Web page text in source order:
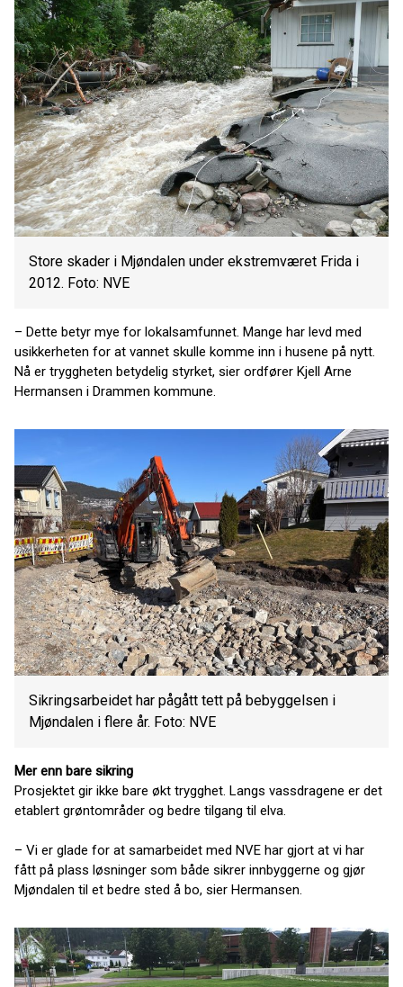
Store skader i Mjøndalen under ekstremværet Frida i
2012. Foto: NVE
– Dette betyr mye for lokalsamfunnet. Mange har levd med
usikkerheten for at vannet skulle komme inn i husene på nytt.
Nå er tryggheten betydelig styrket, sier ordfører Kjell Arne
Hermansen i Drammen kommune.
Sikringsarbeidet har pågått tett på bebyggelsen i
Mjøndalen i flere år. Foto: NVE
Mer enn bare sikring
Prosjektet gir ikke bare økt trygghet. Langs vassdragene er det
etablert grøntområder og bedre tilgang til elva.
– Vi er glade for at samarbeidet med NVE har gjort at vi har
fått på plass løsninger som både sikrer innbyggerne og gjør
Mjøndalen til et bedre sted å bo, sier Hermansen.